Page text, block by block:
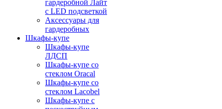
гардеробной Лайт
с LED подсветкой
Аксессуары для
гардеробных
Шкафы-купе
Шкафы-купе
ЛДСП
Шкафы-купе со
стеклом Oracal
Шкафы-купе со
стеклом Lacobel
Шкафы-купе с